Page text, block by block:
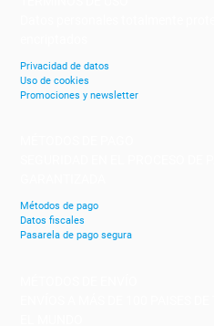
Privacidad de datos
Uso de cookies
Promociones y newsletter
Métodos de pago
Datos fiscales
Pasarela de pago segura